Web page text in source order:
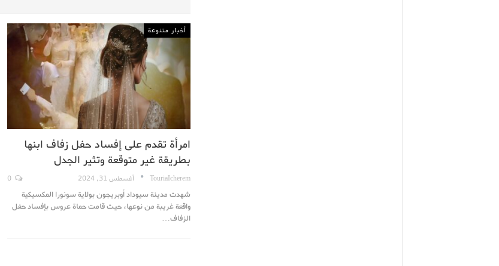
أخبار متنوعة
امرأة تقدم على إفساد حفل زفاف ابنها
بطريقة غير متوقعة وتثير الجدل
TouriaIcherem أغسطس 31, 2024
شهدت مدينة سيوداد أوبريجون بولاية سونورا المكسيكية
واقعة غريبة من نوعها، حيث قامت حماة عروس بإفساد حفل
الزفاف…